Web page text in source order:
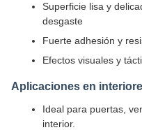
Superficie lisa y
desgaste
Fuerte adhesión y
Efectos visuales y
Aplicaciones en
Ideal para puertas,
interior.